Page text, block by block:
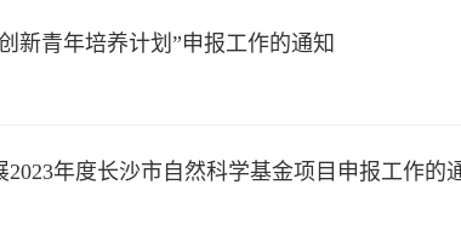
新青年培养计划”申报工作的通知
2023年度长沙市自然科学基金项目申报工作的